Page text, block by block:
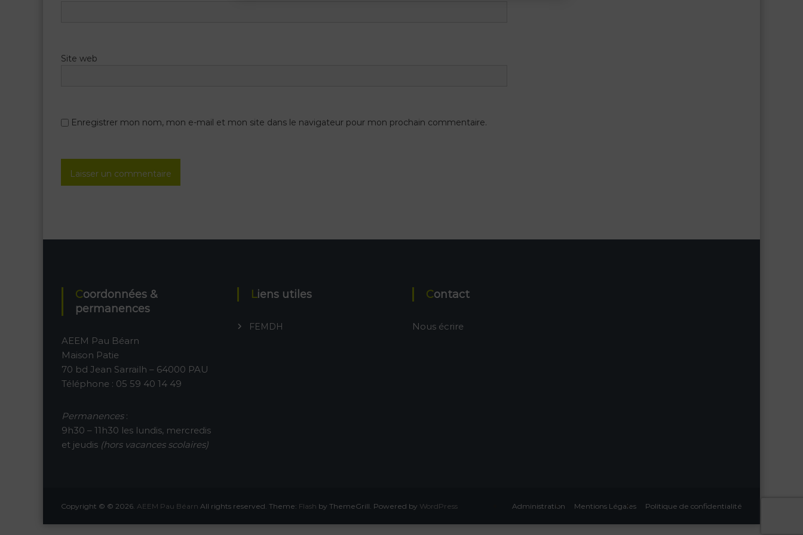
a
i
c
l
Site web
Enregistrer mon nom, mon e-mail et mon site dans le navigateur pour mon prochain commentaire.
Coordonnées &
permanences
AEEM Pau Béarn
Maison Patie
70 bd Jean Sarrailh – 64000 PAU
Téléphone : 05 59 40 14 49
Permanences:
9h30 – 11h30 les lundis, mercredis
et jeudis (hors vacances scolaires)
Liens utiles
FEMDH
Contact
Nous écrire
Copyright © © 2026. AEEM Pau Béarn All rights reserved. Theme: Flash by ThemeGrill. Powered by WordPress Administration Mentions Légales Politique de confidentialité